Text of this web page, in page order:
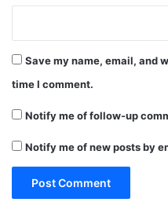
Save my name, email, and
time I comment.
Notify me of follow-up
Notify me of new posts by